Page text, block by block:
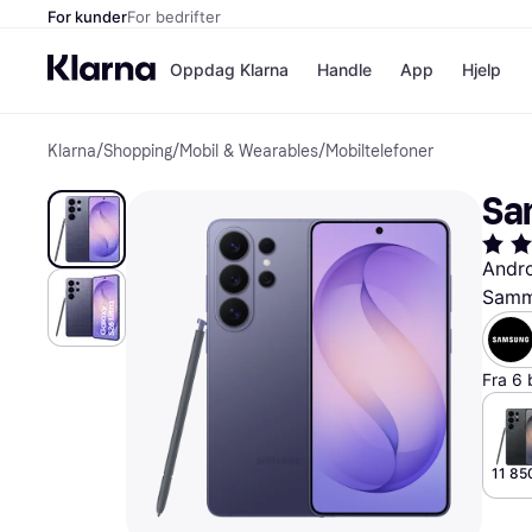
For kunderFor bedrifter
Oppdag Klarna
Betal nå
Betal i 3
Betal innen
Finansiering
Handle
kicks.no
App Hjelp
Klarna/Shopping/Mobil & Wearables/Mobiltelefoner
Fra 6
11